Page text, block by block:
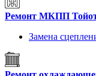
Ремонт МКПП
Замена